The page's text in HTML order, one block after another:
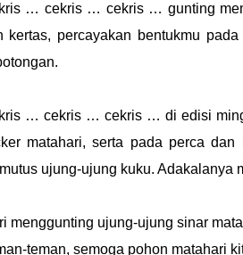
… cekris … cekris … gunting
kertas, percayakan bentukmu
… cekris … cekris … di edisi
matahari, serta pada perca dan
ujung-ujung kuku. Adakalanya
menggunting ujung-ujung sinar
teman, semoga pohon matahari